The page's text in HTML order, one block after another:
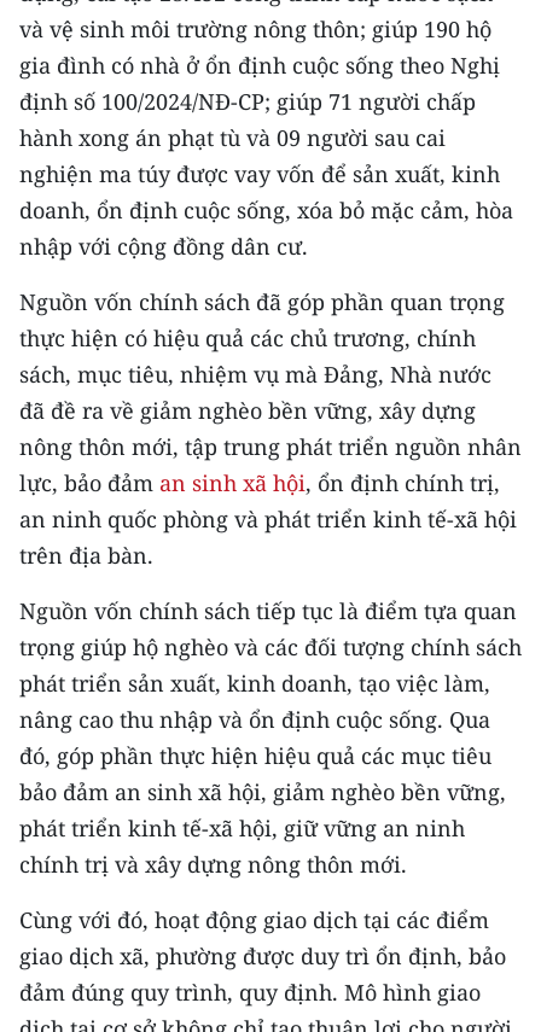
TIN ĐỊA PHƯƠNG
Trung du và miền núi phía Bắc
Đồng bằng sông Hồng
Bắc Trung Bộ
Duyên hải Nam Trung Bộ và Tây
Đông Nam Bộ
Đồng bằng sông Cửu Long
Chuyên trang Hà Nội
Chuyên trang TP. Hồ Chí Minh
CHUYÊN ĐỀ
CÁC CHUYÊN TRANG
VỀ BÁO NHÂN DÂN
THỜI NAY
NHÂN DÂN CUỐI TUẦN
NHÂN DÂN HẰNG THÁNG
MUA BÁO
ĐỌC BÁO IN
và vệ sinh môi trường nông thôn; giúp 190 hộ
gia đình có nhà ở ổn định cuộc sống theo Nghị
định số 100/2024/NĐ-CP; giúp 71 người chấp
hành xong án phạt tù và 09 người sau cai
nghiện ma túy được vay vốn để sản xuất, kinh
doanh, ổn định cuộc sống, xóa bỏ mặc cảm, hòa
nhập với cộng đồng dân cư.
Nguồn vốn chính sách đã góp phần quan trọng
thực hiện có hiệu quả các chủ trương, chính
sách, mục tiêu, nhiệm vụ mà Đảng, Nhà nước
đã đề ra về giảm nghèo bền vững, xây dựng
nông thôn mới, tập trung phát triển nguồn nhân
lực, bảo đảm an sinh xã hội, ổn định chính trị,
an ninh quốc phòng và phát triển kinh tế-xã hội
trên địa bàn.
Nguồn vốn chính sách tiếp tục là điểm tựa quan
trọng giúp hộ nghèo và các đối tượng chính sách
phát triển sản xuất, kinh doanh, tạo việc làm,
nâng cao thu nhập và ổn định cuộc sống. Qua
đó, góp phần thực hiện hiệu quả các mục tiêu
bảo đảm an sinh xã hội, giảm nghèo bền vững,
phát triển kinh tế-xã hội, giữ vững an ninh
chính trị và xây dựng nông thôn mới.
Cùng với đó, hoạt động giao dịch tại các điểm
giao dịch xã, phường được duy trì ổn định, bảo
đảm đúng quy trình, quy định. Mô hình giao